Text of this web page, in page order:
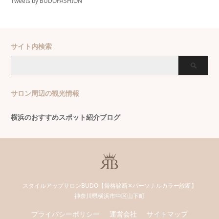
サイト内検索
サロン周辺の観光情報
横浜のおすすめスポット紹介ブログ
スタイルアップサロンBUDO【骨格診断✕パーソナルカラー診断】
神奈川県横浜市中区山下町
プライバシーポリシー 運営会社 サイトマップ